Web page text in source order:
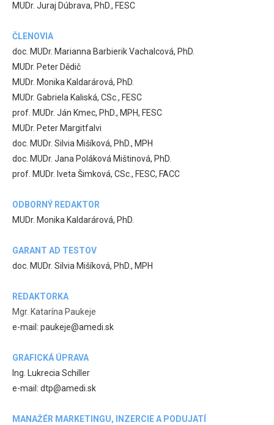
MUDr. Juraj Dúbrava, PhD., FESC
ČLENOVIA
doc. MUDr. Marianna Barbierik Vachalcová, PhD.
MUDr. Peter Dědič
MUDr. Monika Kaldarárová, PhD.
MUDr. Gabriela Kaliská, CSc., FESC
prof. MUDr. Ján Kmec, PhD., MPH, FESC
MUDr. Peter Margitfalvi
doc. MUDr. Silvia Mišíková, PhD., MPH
doc. MUDr. Jana Poláková Mištinová, PhD.
prof. MUDr. Iveta Šimková, CSc., FESC, FACC
ODBORNÝ REDAKTOR
MUDr. Monika Kaldarárová, PhD.
GARANT AD TESTOV
doc. MUDr. Silvia Mišíková, PhD., MPH
REDAKTORKA
Mgr. Katarína Paukeje
e-mail: paukeje@amedi.sk
GRAFICKÁ ÚPRAVA
Ing. Lukrecia Schiller
e-mail: dtp@amedi.sk
MANAŽÉR MARKETINGU, INZERCIE A PODUJATÍ